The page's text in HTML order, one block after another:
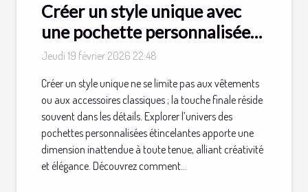
Créer un style unique avec
une pochette personnalisée
étincelante
Jeudi 19 février 2026 22:48
Créer un style unique ne se limite pas aux vêtements
ou aux accessoires classiques ; la touche finale réside
souvent dans les détails. Explorer l’univers des
pochettes personnalisées étincelantes apporte une
dimension inattendue à toute tenue, alliant créativité
et élégance. Découvrez comment...